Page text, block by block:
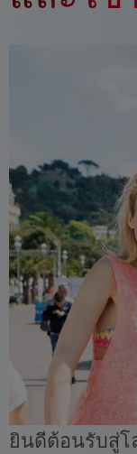
ยินดีต้อนรับสู่โ